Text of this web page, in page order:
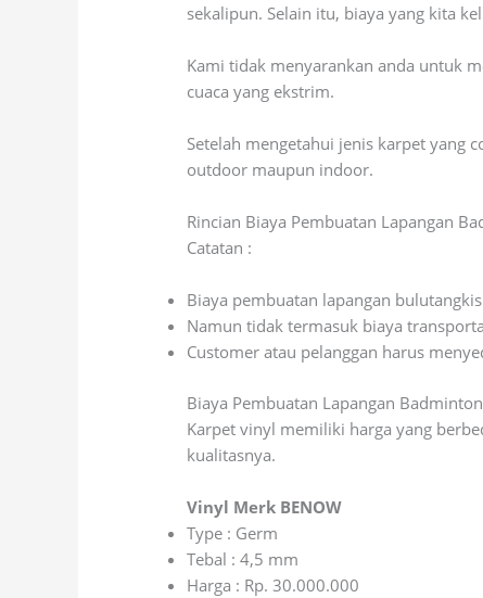
sekalipun. Selain itu, biaya yang kita
Kami tidak menyarankan anda untuk
cuaca yang ekstrim.
Setelah mengetahui jenis karpet yang
outdoor maupun indoor.
Rincian Biaya Pembuatan Lapangan
Catatan :
Biaya pembuatan lapangan
Namun tidak termasuk biaya
Customer atau pelanggan harus
Biaya Pembuatan Lapangan
Karpet vinyl memiliki harga yang
kualitasnya.
Vinyl Merk BENOW
Type : Germ
Tebal : 4,5 mm
Harga : Rp. 30.000.000